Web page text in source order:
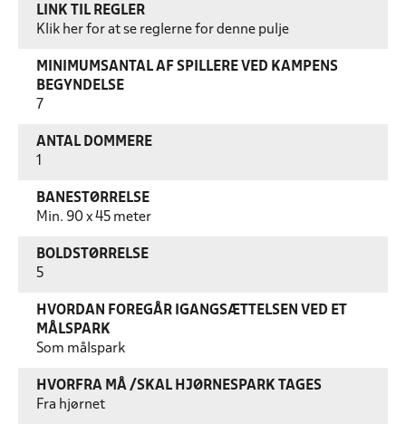
LINK TIL REGLER
Klik her for at se reglerne for denne pulje
MINIMUMSANTAL AF SPILLERE VED KAMPENS
BEGYNDELSE
7
ANTAL DOMMERE
BANESTØRRELSE
Min. 90 x 45 meter
BOLDSTØRRELSE
5
HVORDAN FOREGÅR IGANGSÆTTELSEN VED ET
MÅLSPARK
Som målspark
HVORFRA MÅ /SKAL HJØRNESPARK TAGES
Fra hjørnet